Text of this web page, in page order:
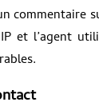
commentaire
et l’agent